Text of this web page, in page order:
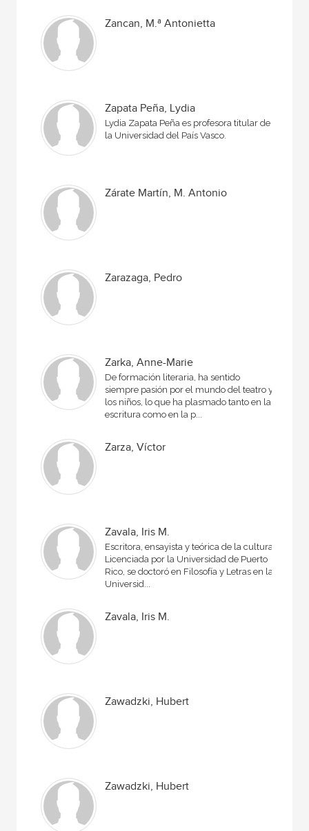
Zancan, M.ª Antonietta
Zapata Peña, Lydia
Lydia Zapata Peña es profesora titular de
la Universidad del País Vasco.
Zárate Martín, M. Antonio
Zarazaga, Pedro
Zarka, Anne-Marie
De formación literaria, ha sentido
siempre pasión por el mundo del teatro y
los niños, lo que ha plasmado tanto en la
escritura como en la p...
Zarza, Víctor
Zavala, Iris M.
Escritora, ensayista y teórica de la cultura.
Licenciada por la Universidad de Puerto
Rico, se doctoró en Filosofía y Letras en la
Universid...
Zavala, Iris M.
Zawadzki, Hubert
Zawadzki, Hubert